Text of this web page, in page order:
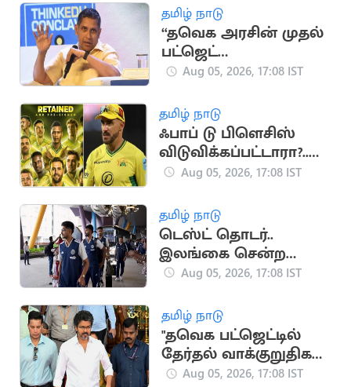
தமிழ் நாடு
“தவெக அரசின் முதல்
பட்ஜெட்
யதார்த்தமானது”..
கருத்து
Aug 05, 2026, 17:08 IST
தமிழ் நாடு
ஃபாப் டு பிளெசிஸ்
விடுவிக்கப்பட்டாரா?..
ஜோபர்க் சூப்பர் கிங்ஸ்
Aug 05, 2026, 17:08 IST
தமிழ் நாடு
டெஸ்ட் தொடர்..
இலங்கை சென்ற
இந்திய கிரிக்கெட்
Aug 05, 2026, 17:08 IST
தமிழ் நாடு
"தவெக பட்ஜெட்டில்
தேர்தல் வாக்குறுதிகள்
இடம்பெறவில்லை"..
Aug 05, 2026, 17:08 IST